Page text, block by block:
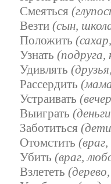
Смеяться
Везти (сын,
Положить
Узнать
Удивлять
Рассердить
Устраивать
Выиграть
Заботиться
Отомстить
Убить (враг,
Взлететь